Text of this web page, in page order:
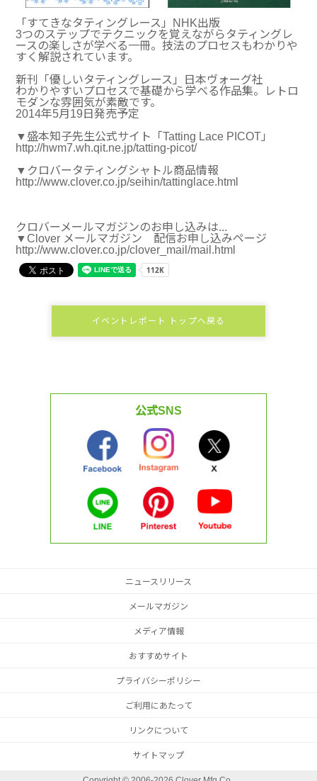
「すてきなタティングレース」NHK出版
3つのステップでテクニックを覚えながらタティングレ
ースの楽しさが学べる一冊。技法のプロセスもわかりや
すく解説されています。
新刊「優しいタティングレース」日本ヴォーグ社
わかりやすいプロセスで基礎から学べる作品集。レトロ
モダンな雰囲気が素敵です。
2014年5月19日発売予定
▼盛本知子先生公式サイト「Tatting Lace PICOT」
http://hwm7.wh.qit.ne.jp/tatting-picot/
▼クロバータティングシャトル商品情報
http://www.clover.co.jp/seihin/tattinglace.html
クロバーメールマガジンのお申し込みは...
▼Clover メールマガジン 配信お申し込みページ
http://www.clover.co.jp/clover_mail/mail.html
イベントレポート トップへ戻る
公式SNS
ニュースリリース
メールマガジン
メディア情報
おすすめサイト
プライバシーポリシー
ご利用にあたって
リンクについて
サイトマップ